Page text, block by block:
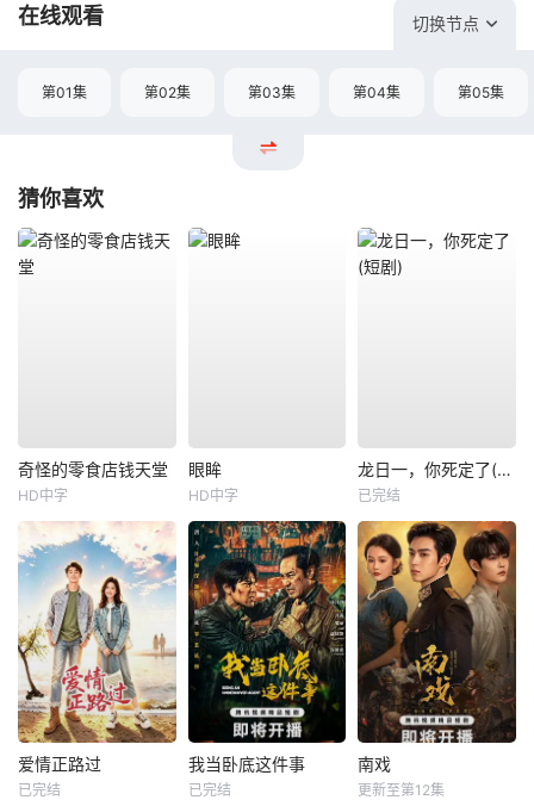
在线观看 切换节点
第01集 第02集 第03集 第04集 第05集
猜你喜欢
奇怪的零食店钱天堂
HD中字
眼眸
HD中字
龙日一，你死定了(短剧)
已完结
爱情正路过
已完结
我当卧底这件事
已完结
南戏
更新至第12集